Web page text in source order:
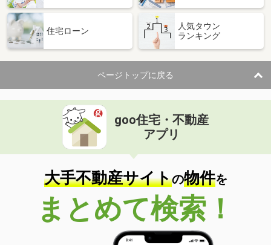
住宅ローン
人気タウン
ランキング
ページトップに戻る
goo住宅・不動産
アプリ
大手不動産サイトの物件を
まとめて検索！